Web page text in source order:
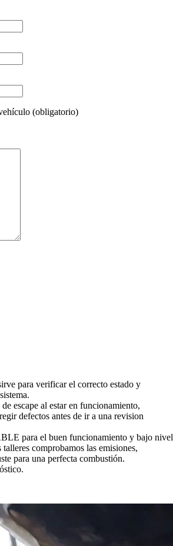
(obligatorio)
para verificar el correcto estado y
escape al estar en funcionamiento,
defectos antes de ir a una revision
para el buen funcionamiento y bajo nivel
comprobamos las emisiones,
para una perfecta combustión.